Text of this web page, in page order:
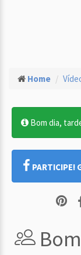
Home
Bom dia,
PARTICIPE!